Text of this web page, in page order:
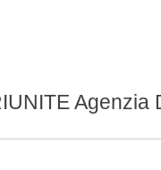
Agenzia